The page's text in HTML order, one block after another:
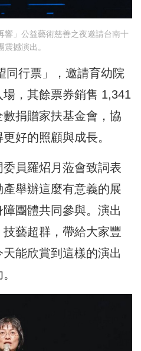
響」公益藝術慈善之夜邀請台南十
震撼演出。
同行票」，邀請育幼院
，其餘票券銷售 1,341
捐贈家扶基金會，協
好的照顧與成長。
員羅炤月蒞會致詞表
舉辦這麼有意義的展
團體共同參與。演出
藝超群，帶給大家豐
能欣賞到這樣的演出